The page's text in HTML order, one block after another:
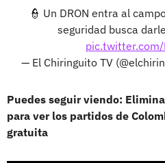
👮 Un DRON entra al
seguridad busca
pic.twitter.com/
— El Chiringuito TV
Puedes seguir viendo:
para ver los partidos de
gratuita